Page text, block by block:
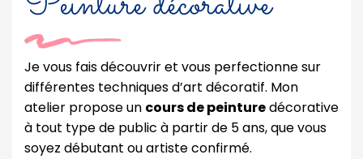
Je vous fais découvrir et vous perfectionne sur
différentes techniques d’art décoratif. Mon
atelier propose un cours de peinturedécorative
à tout type de public à partir de 5 ans, que vous
soyez débutant ou artiste confirmé.